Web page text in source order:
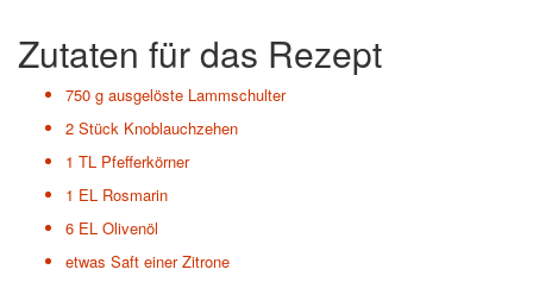
Zutaten für das Rezept
750 g ausgelöste Lammschulter
2 Stück Knoblauchzehen
1 TL Pfefferkörner
1 EL Rosmarin
6 EL Olivenöl
etwas Saft einer Zitrone